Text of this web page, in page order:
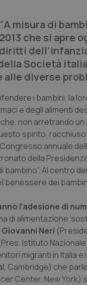
"A misura di
2013 che si apre
diritti
Società
diverse
i bambini, la
e degli alimenti
non arretrando
spirito,
annuale
della
Al centro
benessere dei
l'adesione di
di alimentazione
Giovanni Neri
Istituto
migranti in Italia e
Cambridge) che
Center, New York)